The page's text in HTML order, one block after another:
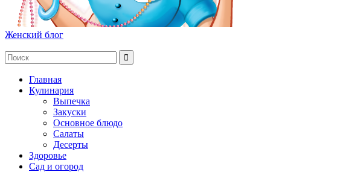
Женский блог
Главная
Кулинария
Выпечка
Закуски
Основное блюдо
Салаты
Десерты
Здоровье
Сад и огород